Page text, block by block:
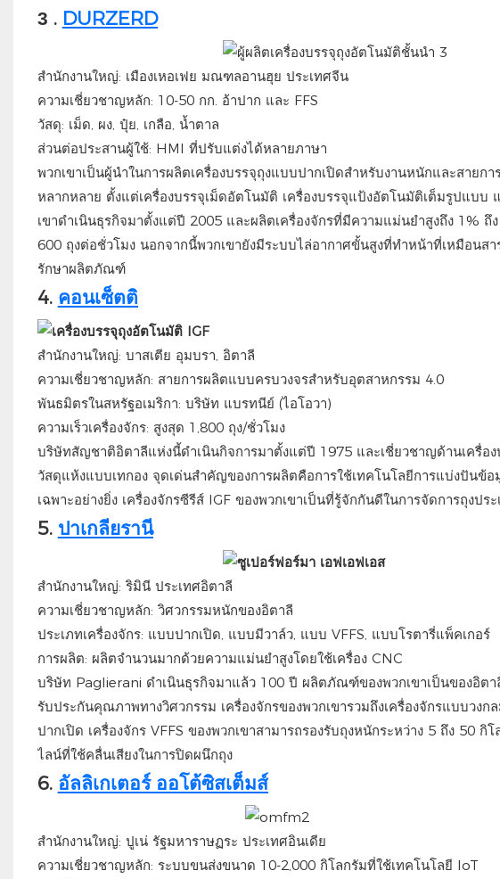
3 . DURZERD
สำนักงานใหญ่: เมืองเหอเฟย มณฑลอานฮุย ประเทศจีน
ความเชี่ยวชาญหลัก: 10-50 กก. อ้าปาก และ FFS
วัสดุ: เม็ด, ผง, ปุ๋ย, เกลือ, น้ำตาล
ส่วนต่อประสานผู้ใช้: HMI ที่ปรับแต่งได้หลายภาษา
พวกเขาเป็นผู้นำในการผลิตเครื่องบรรจุถุงแบบปากเปิดสำหรับงานหนักและสาย
หลากหลาย ตั้งแต่เครื่องบรรจุเม็ดอัตโนมัติ เครื่องบรรจุแป้งอัตโนมัติเต็มรูปแบ
เขาดำเนินธุรกิจมาตั้งแต่ปี 2005 และผลิตเครื่องจักรที่มีความแม่นยำสูงถึง 1% ถึ
600 ถุงต่อชั่วโมง นอกจากนี้พวกเขายังมีระบบไล่อากาศขั้นสูงที่ทำหน้าที่เหมือนส
รักษาผลิตภัณฑ์
4. คอนเซ็ตติ
สำนักงานใหญ่: บาสเตีย อุมบรา, อิตาลี
ความเชี่ยวชาญหลัก: สายการผลิตแบบครบวงจรสำหรับอุตสาหกรรม 4.0
พันธมิตรในสหรัฐอเมริกา: บริษัท แบรทนีย์ (ไอโอวา)
ความเร็วเครื่องจักร: สูงสุด 1,800 ถุง/ชั่วโมง
บริษัทสัญชาติอิตาลีแห่งนี้ดำเนินกิจการมาตั้งแต่ปี 1975 และเชี่ยวชาญด้านเครื่อ
วัสดุแห้งแบบเทกอง จุดเด่นสำคัญของการผลิตคือการใช้เทคโนโลยีการแบ่งปันข้
เฉพาะอย่างยิ่ง เครื่องจักรซีรีส์ IGF ของพวกเขาเป็นที่รู้จักกันดีในการจัดการถุงปร
5. ปาเกลียรานี
สำนักงานใหญ่: ริมินี ประเทศอิตาลี
ความเชี่ยวชาญหลัก: วิศวกรรมหนักของอิตาลี
ประเภทเครื่องจักร: แบบปากเปิด, แบบมีวาล์ว, แบบ VFFS, แบบโรตารี่แพ็คเกอร์
การผลิต: ผลิตจำนวนมากด้วยความแม่นยำสูงโดยใช้เครื่อง CNC
บริษัท Paglierani ดำเนินธุรกิจมาแล้ว 100 ปี ผลิตภัณฑ์ของพวกเขาเป็นของอิ
รับประกันคุณภาพทางวิศวกรรม เครื่องจักรของพวกเขารวมถึงเครื่องจักรแบบวง
ปากเปิด เครื่องจักร VFFS ของพวกเขาสามารถรองรับถุงหนักระหว่าง 5 ถึง 50
ไลน์ที่ใช้คลื่นเสียงในการปิดผนึกถุง
6. อัลลิเกเตอร์ ออโต้ซิสเต็มส์
สำนักงานใหญ่: ปูเน่ รัฐมหาราษฏระ ประเทศอินเดีย
ความเชี่ยวชาญหลัก: ระบบขนส่งขนาด 10-2,000 กิโลกรัมที่ใช้เทคโนโลยี IoT